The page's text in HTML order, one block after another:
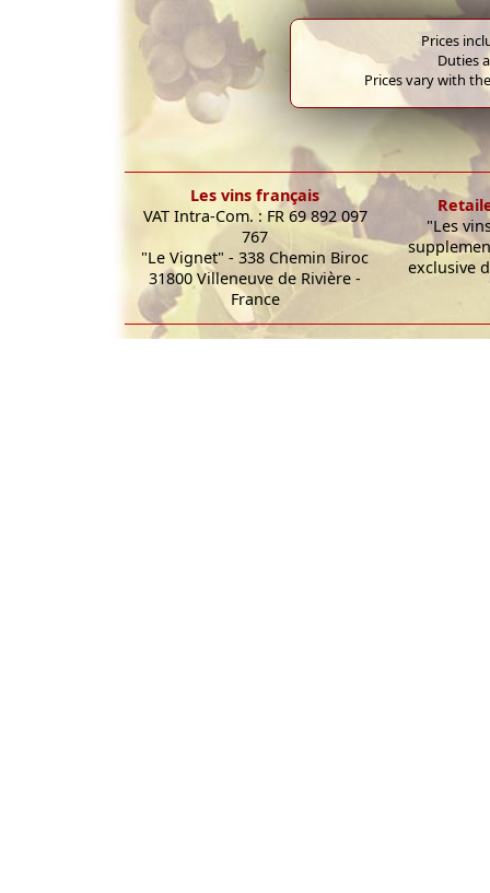
Prices
Duties
Prices vary with
Les vins français
VAT Intra-Com. : FR 69 892 097
767
"Le Vignet" - 338 Chemin Biroc
31800 Villeneuve de Rivière -
France
"Les
exclusive